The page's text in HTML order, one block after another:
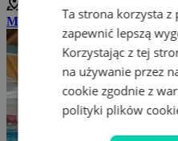
Meander Thermal & Ski
Ta strona korzysta
zapewnić lepszą
Korzystając z tej
na używanie przez
cookie zgodnie z
polityki plików